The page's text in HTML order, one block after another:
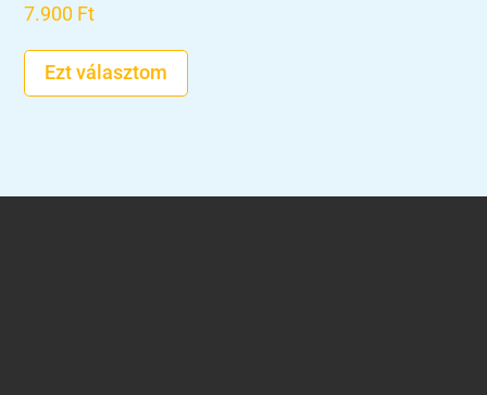
7.900 Ft
Ezt választom